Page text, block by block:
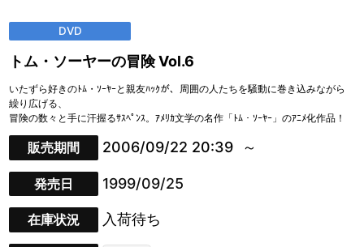
DVD
トム・ソーヤーの冒険 Vol.6
いたずら好きのﾄﾑ・ｿｰﾔｰと親友ﾊｯｸが、周囲の人たちを騒動に巻き込みながら
繰り広げる、
冒険の数々と手に汗握るｻｽﾍﾟﾝｽ。ｱﾒﾘｶ文学の名作「ﾄﾑ・ｿｰﾔｰ」のｱﾆﾒ化作品！
販売期間 2006/09/22 20:39
発売日 1999/09/25
在庫状況 入荷待ち